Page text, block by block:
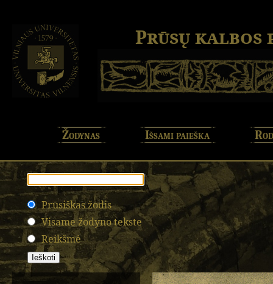
Prūsų kalbos
Žodynas Išsami paieška
Prūsiškas žodis
Visame žodyno tekste
Reikšmė